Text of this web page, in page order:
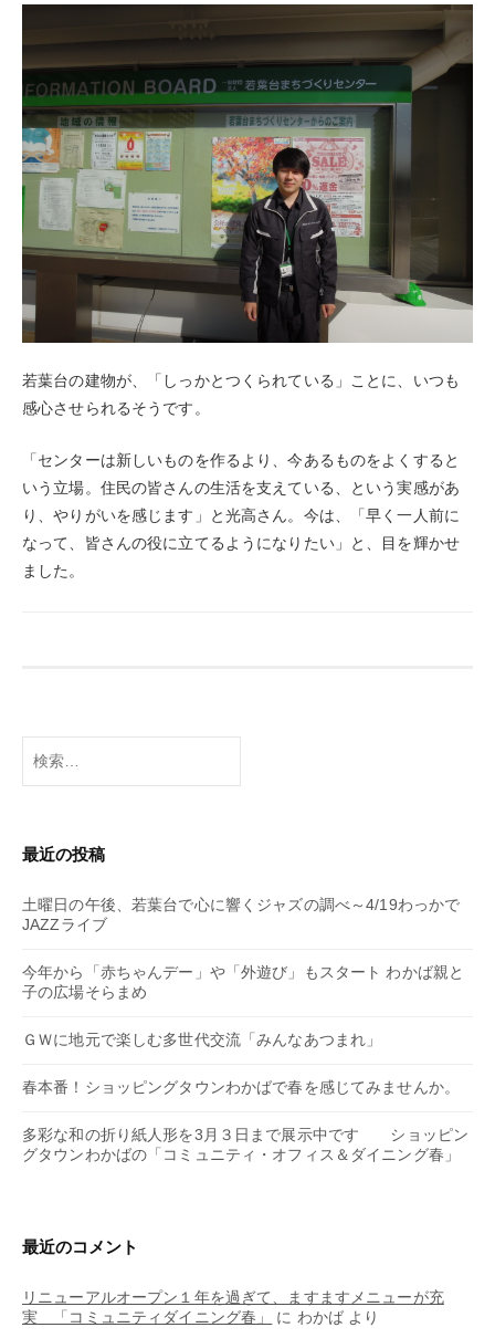
若葉台の建物が、「しっかとつくられている」ことに、いつも
感心させられるそうです。
「センターは新しいものを作るより、今あるものをよくすると
いう立場。住民の皆さんの生活を支えている、という実感があ
り、やりがいを感じます」と光高さん。今は、「早く一人前に
なって、皆さんの役に立てるようになりたい」と、目を輝かせ
ました。
検
索:
最近の投稿
土曜日の午後、若葉台で心に響くジャズの調べ～4/19わっかで
JAZZライブ
今年から「赤ちゃんデー」や「外遊び」もスタート わかば親と
子の広場そらまめ
ＧＷに地元で楽しむ多世代交流「みんなあつまれ」
春本番！ショッピングタウンわかばで春を感じてみませんか。
多彩な和の折り紙人形を3月３日まで展示中です ショッピン
グタウンわかばの「コミュニティ・オフィス＆ダイニング春」
最近のコメント
リニューアルオープン１年を過ぎて、ますますメニューが充
実 「コミュニティダイニング春」
に わかば より